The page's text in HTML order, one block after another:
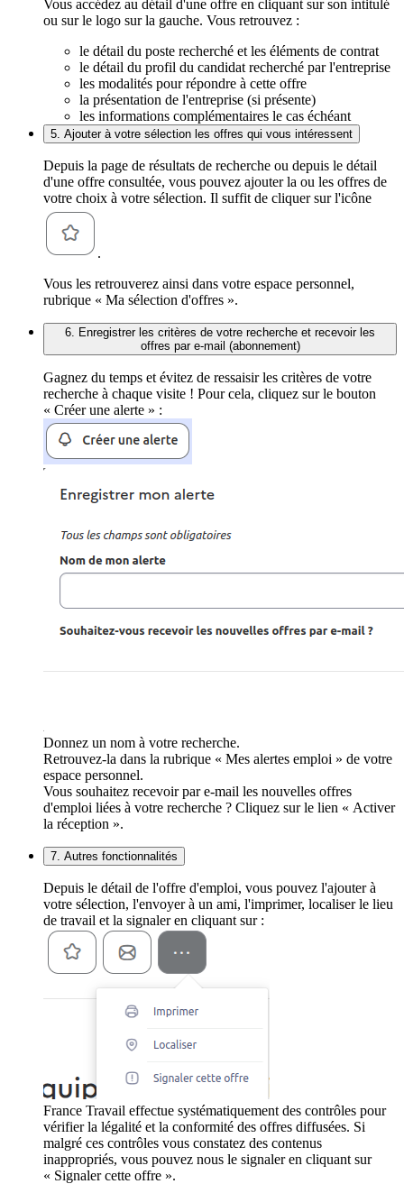
Vous accédez au détail d'une offre en cliquant sur son intitulé
ou sur le logo sur la gauche. Vous retrouvez :
le détail du poste recherché et les éléments de contrat
le détail du profil du candidat recherché par l'entreprise
les modalités pour répondre à cette offre
la présentation de l'entreprise (si présente)
les informations complémentaires le cas échéant
5. Ajouter à votre sélection les offres qui vous intéressent
Depuis la page de résultats de recherche ou depuis le détail
d'une offre consultée, vous pouvez ajouter la ou les offres de
votre choix à votre sélection. Il suffit de cliquer sur l'icône
.
Vous les retrouverez ainsi dans votre espace personnel,
rubrique « Ma sélection d'offres ».
6. Enregistrer les critères de votre recherche et recevoir les
offres par e-mail (abonnement)
Gagnez du temps et évitez de ressaisir les critères de votre
recherche à chaque visite ! Pour cela, cliquez sur le bouton
« Créer une alerte » :
Donnez un nom à votre recherche.
Retrouvez-la dans la rubrique « Mes alertes emploi » de votre
espace personnel.
Vous souhaitez recevoir par e-mail les nouvelles offres
d'emploi liées à votre recherche ? Cliquez sur le lien « Activer
la réception ».
7. Autres fonctionnalités
Depuis le détail de l'offre d'emploi, vous pouvez l'ajouter à
votre sélection, l'envoyer à un ami, l'imprimer, localiser le lieu
de travail et la signaler en cliquant sur :
France Travail effectue systématiquement des contrôles pour
vérifier la légalité et la conformité des offres diffusées. Si
malgré ces contrôles vous constatez des contenus
inappropriés, vous pouvez nous le signaler en cliquant sur
« Signaler cette offre ».